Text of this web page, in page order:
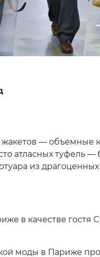
— объемные
атласных туфель —
из
в качестве гостя
моды в Париже